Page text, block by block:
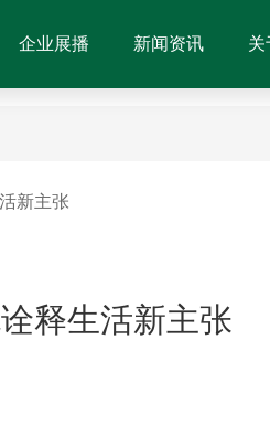
企业展播 新闻资讯 关
新主张
释生活新主张